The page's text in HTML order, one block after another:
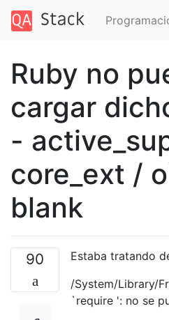
Ruby no
cargar
-
core_ext /
blank
90 Estaba tratando
/System/Library/
`require ': no ​​se